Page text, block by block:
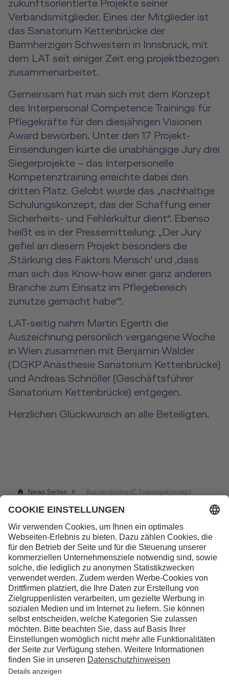
Event Locations
Workshop Locations
A2B Business Training
zukunftsorientierte Projekte seiner
Verbandsmitglieder. Eines der Mitglieder ist
das Sanatorium Kettenbrücke der
Barmherzigen Schwestern in Innsbruck, mit
dem LAT seit einiger Zeit eng projektbezogen
zusammenarbeitet.
Gemeinsam hat man sich mit dem Konzept
des Interpersonal Competence Trainings für
Pflegekräfte für den diesjährigen Visionen
Award beworben. Unter den 17 Projekt-
Einsendungen kürte die unabhängige Jury drei
Siegerprojekte – das Interpersonelle
Kompetenztraining erreichte dabei den
dritten Platz. Gelobt wurde das „nachhaltige
Schulungskonzept, das der Schaffung einer
Sicherheits- und Fehlerkultur dient“. Ebenso
heißt es in der Pressemitteilung: „Der Jury
gefiel an diesem Projekt besonders die
‚Stärkung des Faktors Mensch‘ und ‚dass
man sich das Know-how einer ganz anderen
Branche zum Einsatz im Pflegebereich
zunutze gemacht habe‘“.
LAT-seitig nahm Martin Egerth die
Auszeichnung persönlich vergangene Woche
in Wien zusammen mit Benjamin Walder
(DGKP Anästhesie Sanatorium Kettenbrücke)
und Andreas Schnöller (Geschäftsführer
Sanatorium Kettenbrücke) entgegen.
Herzlichen Glückwunsch an alle Beteiligten.
News Seiten Auszeichnung IC Trainingskonzept
Kontakt
Lufthansa Aviation Training GmbH
LabCampus 48
85356 München-Flughafen
Deutschland
Über uns
Unternehmen